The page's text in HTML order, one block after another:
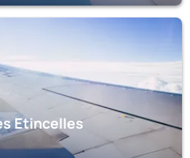
Etincelles